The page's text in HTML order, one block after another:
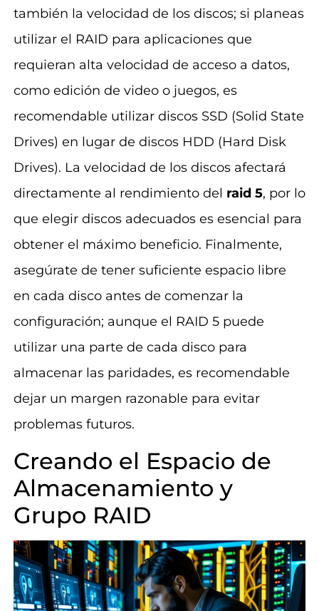
también la velocidad de los discos; si planeas
utilizar el RAID para aplicaciones que
requieran alta velocidad de acceso a datos,
como edición de video o juegos, es
recomendable utilizar discos SSD (Solid State
Drives) en lugar de discos HDD (Hard Disk
Drives). La velocidad de los discos afectará
directamente al rendimiento del raid 5, por lo
que elegir discos adecuados es esencial para
obtener el máximo beneficio. Finalmente,
asegúrate de tener suficiente espacio libre
en cada disco antes de comenzar la
configuración; aunque el RAID 5 puede
utilizar una parte de cada disco para
almacenar las paridades, es recomendable
dejar un margen razonable para evitar
problemas futuros.
Creando el Espacio de
Almacenamiento y
Grupo RAID